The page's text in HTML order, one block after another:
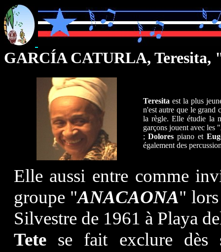
GARCÍA CATURLA, Teresita,
Teresita est la plus
n'est autre que le grand
la règle. Elle étudie la
garçons jouent avec les "
;Dolores piano et
également des
Elle aussi entre comme
groupe "ANACAONA"
Silvestre de 1961 à Playa
Tetese fait exclure dès